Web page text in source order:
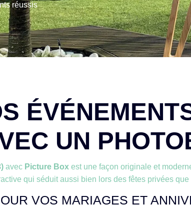
réussis
UN
avec Picture Boxest une façon originale et
qui séduit aussi bien lors des fêtes privées
VOS MARIAGES ET